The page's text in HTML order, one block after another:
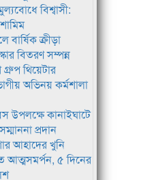
বিশ্বাসী:
বার্ষিক ক্রীড়া
বিতরণ সম্পন্ন
থিয়েটার
অভিনয় কর্মশালা
উপলক্ষে কানাইঘাটে
প্রদান
আহাদের খুনি
আত্মসমর্পন, ৫ দিনের